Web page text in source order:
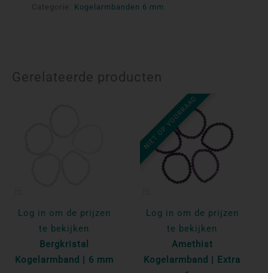
Categorie:
Kogelarmbanden 6 mm
Gerelateerde producten
Log in om de prijzen
te bekijken
Bergkristal
Kogelarmband | 6 mm
NIET OP VOORRAAD
Log in om de prijzen
te bekijken
Amethist
Kogelarmband | Extra